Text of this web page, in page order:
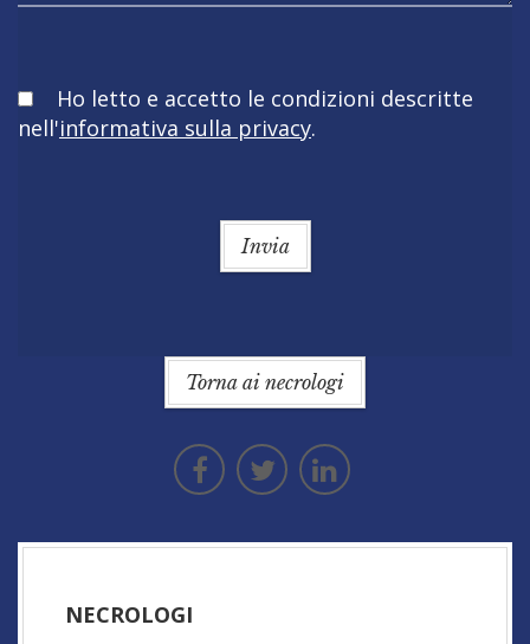
Obbligatorio
Ho letto e accetto le condizioni descritte
nell'informativa sulla privacy.
Invia
Torna ai necrologi
NECROLOGI